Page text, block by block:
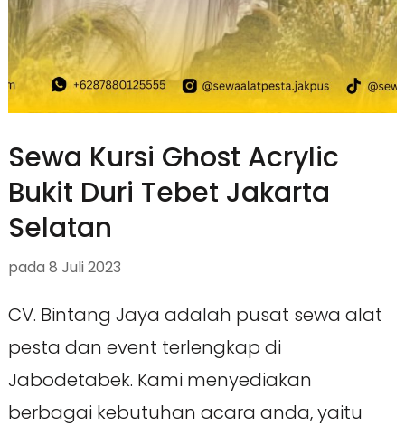
Sewa Kursi Ghost Acrylic
Bukit Duri Tebet Jakarta
Selatan
pada 8 Juli 2023
CV. Bintang Jaya adalah pusat sewa alat
pesta dan event terlengkap di
Jabodetabek. Kami menyediakan
berbagai kebutuhan acara anda, yaitu